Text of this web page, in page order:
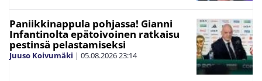
Paniikkinappula pohjassa! Gianni
Infantinolta epätoivoinen ratkaisu
pestinsä pelastamiseksi
Juuso Koivumäki | 05.08.202623:14